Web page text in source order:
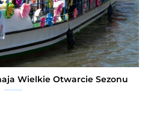
Wielkie Otwarcie Sezonu